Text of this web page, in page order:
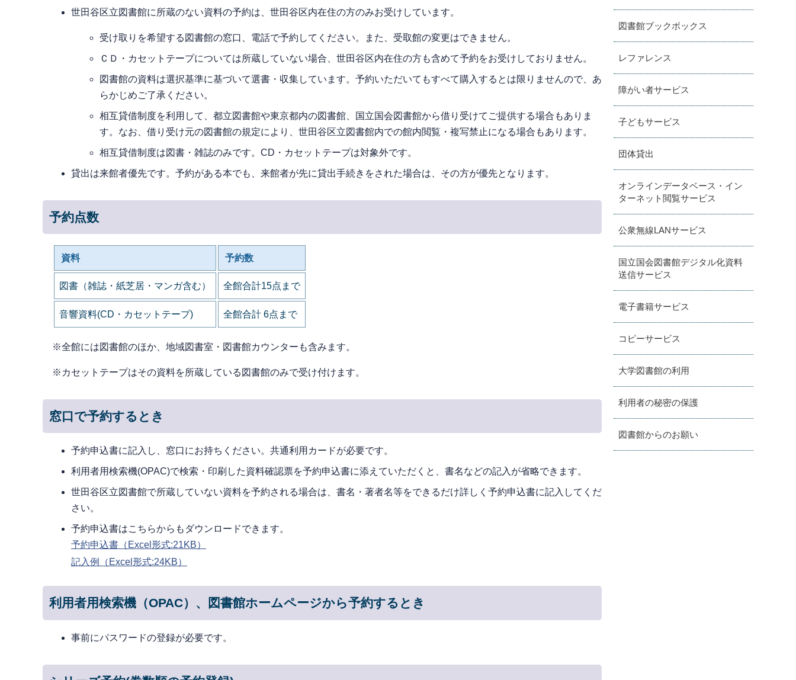
世田谷区立図書館に所蔵のない資料の予約は、世田谷区内在住の方のみお受けしています。
受け取りを希望する図書館の窓口、電話で予約してください。また、受取館の変更はできません。
ＣＤ・カセットテープについては所蔵していない場合、世田谷区内在住の方も含めて予約をお受けしておりません。
図書館の資料は選択基準に基づいて選書・収集しています。予約いただいてもすべて購入するとは限りませんので、あ
らかじめご了承ください。
相互貸借制度を利用して、都立図書館や東京都内の図書館、国立国会図書館から借り受けてご提供する場合もありま
す。なお、借り受け元の図書館の規定により、世田谷区立図書館内での館内閲覧・複写禁止になる場合もあります。
相互貸借制度は図書・雑誌のみです。CD・カセットテープは対象外です。
貸出は来館者優先です。予約がある本でも、来館者が先に貸出手続きをされた場合は、その方が優先となります。
予約点数
資料 予約数
図書（雑誌・紙芝居・マンガ含む） 全館合計15点まで
音響資料(CD・カセットテープ) 全館合計 6点まで
※全館には図書館のほか、地域図書室・図書館カウンターも含みます。
※カセットテープはその資料を所蔵している図書館のみで受け付けます。
窓口で予約するとき
予約申込書に記入し、窓口にお持ちください。共通利用カードが必要です。
利用者用検索機(OPAC)で検索・印刷した資料確認票を予約申込書に添えていただくと、書名などの記入が省略できます。
世田谷区立図書館で所蔵していない資料を予約される場合は、書名・著者名等をできるだけ詳しく予約申込書に記入してくだ
さい。
予約申込書はこちらからもダウンロードできます。
予約申込書（Excel形式:21KB）
記入例（Excel形式:24KB）
利用者用検索機（OPAC）、図書館ホームページから予約するとき
事前にパスワードの登録が必要です。
図書館ブックボックス
レファレンス
障がい者サービス
子どもサービス
団体貸出
オンラインデータベース・イン
ターネット閲覧サービス
公衆無線LANサービス
国立国会図書館デジタル化資料
送信サービス
電子書籍サービス
コピーサービス
大学図書館の利用
利用者の秘密の保護
図書館からのお願い